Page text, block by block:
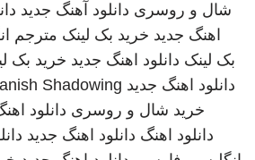
شال و روسری دانلود آهنگ جدید
اهنگ جدید خرید بک لینک مترجم
بک لینک دانلود اهنگ جدید خرید بک
دانلود اهنگ جدید Shadowing
خرید شال و روسری دانلود
دانلود اهنگ دانلود اهنگ جدید